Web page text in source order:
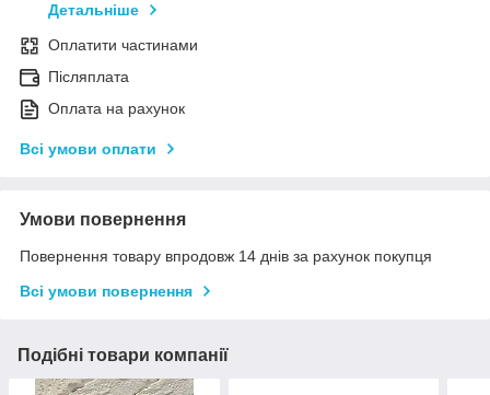
Детальніше
Оплатити частинами
Післяплата
Оплата на рахунок
Всі умови оплати
Умови повернення
Повернення товару впродовж 14 днів за рахунок покупця
Всі умови повернення
Подібні товари компанії